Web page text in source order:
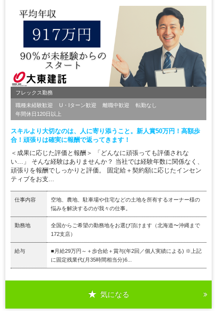
フレックス勤務
職種未経験歓迎 U・Iターン歓迎 離職中歓迎
転勤なし
年間休日120日以上
スキルより大切なのは、人に寄り添うこと。新人賞50万円！高額歩
合！頑張りは確実に報酬で返ってきます！
＜成果に応じた評価と報酬＞ 「どんなに頑張っても評価されな
い…」 そんな経験はありませんか？ 当社では経験年数に関係なく、
頑張りを報酬でしっかりと評価。 固定給＋契約額に応じたインセン
ティブをお支...
仕事内容
空地、農地、駐車場や住宅などの土地を所有するオーナー様の
悩みを解決するのが我々の仕事。
勤務地
全国からご希望の勤務地をお選び頂けます（北海道〜沖縄まで
172支店）
給与
■月給29万円～＋歩合給＋賞与(年2回／個人実績による) ※上記
に固定残業代(月35時間相当分)6...
気になる